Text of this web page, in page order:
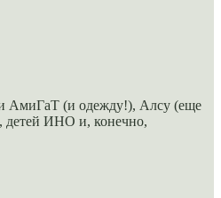
АмиГаТ (и одежду!), Алсу (еще
детей ИНО и, конечно,